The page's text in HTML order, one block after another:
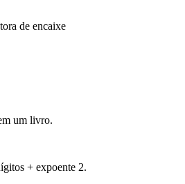
de encaixe
um livro.
+ expoente 2.